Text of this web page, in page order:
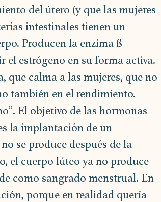
del útero (y que las mujeres
intestinales tienen un
Producen la enzima ß-
el estrógeno en su forma activa.
que calma a las mujeres, que no
también en el rendimiento.
El objetivo de las hormonas
la implantación de un
se produce después de la
el cuerpo lúteo ya no produce
como sangrado menstrual. En
porque en realidad quería